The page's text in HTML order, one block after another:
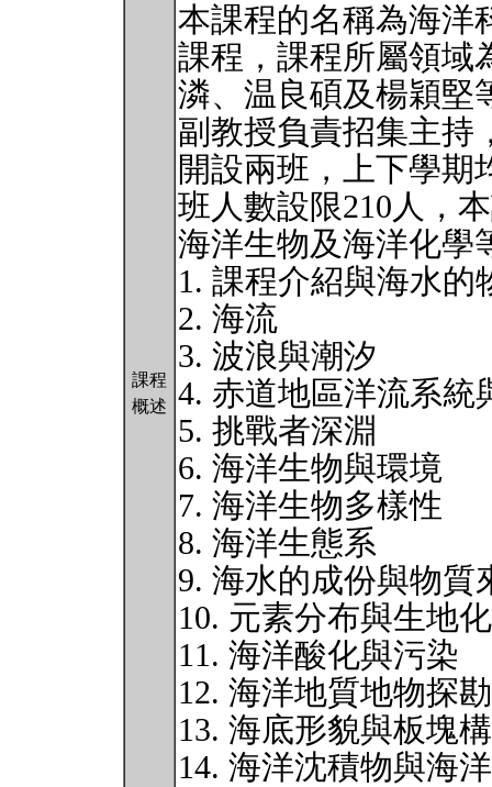
課程
概述
本課程的名稱為海洋
課程，課程所屬領域
潾、温良碩及楊穎堅
副教授負責招集主持
開設兩班，上下學期
班人數設限210人，
海洋生物及海洋化學
1. 課程介紹與海水的
2. 海流
3. 波浪與潮汐
4. 赤道地區洋流系統
5. 挑戰者深淵
6. 海洋生物與環境
7. 海洋生物多樣性
8. 海洋生態系
9. 海水的成份與物質
10. 元素分布與生地
11. 海洋酸化與污染
12. 海洋地質地物探勘
13. 海底形貌與板塊
14. 海洋沈積物與海